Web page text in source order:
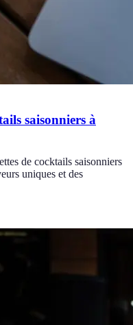
saisonniers à
de cocktails saisonniers
uniques et des